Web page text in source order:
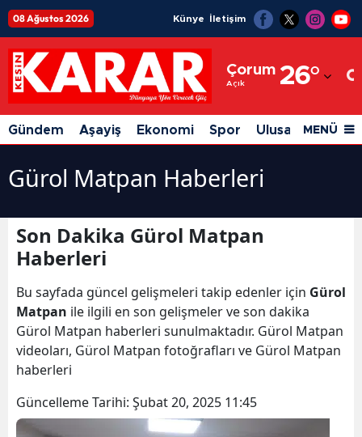
08 Ağustos 2026 Künye İletişim
Çorum
Açık 26°
Adıyaman
Afyonkarahisar
Ağrı
Amasya
Ankara
Antalya
Aydın
Balıkesir
Gündem Aşayiş Ekonomi Spor Ulusal Siyaset
MENÜ
Gürol Matpan Haberleri
Son Dakika Gürol Matpan
Haberleri
Bu sayfada güncel gelişmeleri takip edenler için Gürol
Matpan ile ilgili en son gelişmeler ve son dakika
Gürol Matpan haberleri sunulmaktadır. Gürol Matpan
videoları, Gürol Matpan fotoğrafları ve Gürol Matpan
haberleri
Güncelleme Tarihi: Şubat 20, 2025 11:45